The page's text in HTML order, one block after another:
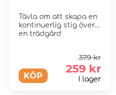
Tävla om att skapa en
kontinuerlig stig över
en trädgård
KÖP
379 kr
259 kr
I lager